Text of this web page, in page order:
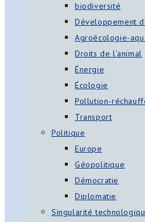
biodiversité
Développement
Agroécologie-
Droits de l’animal
Énergie
Écologie
Pollution-
Transport
Politique
Europe
Géopolitique
Démocratie
Diplomatie
Singularité